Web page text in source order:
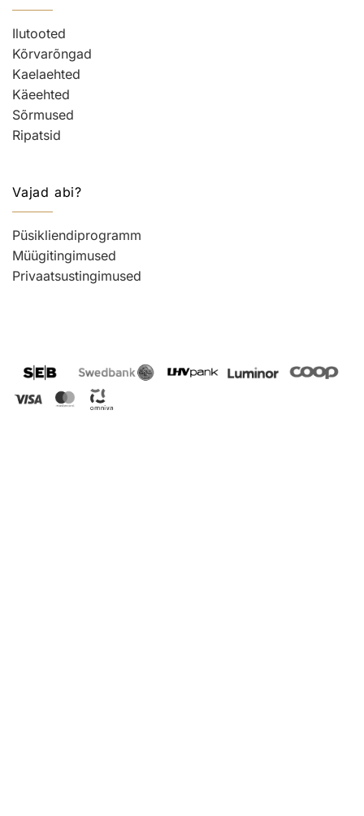
Ilutooted
Kõrvarõngad
Kaelaehted
Käeehted
Sõrmused
Ripatsid
Vajad abi?
Püsikliendiprogramm
Müügitingimused
Privaatsustingimused